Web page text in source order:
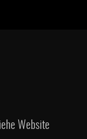
Website